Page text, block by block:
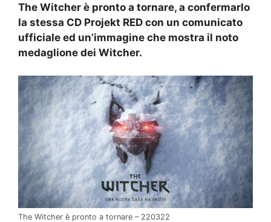
The Witcher è pronto a tornare, a confermarlo
la stessa CD Projekt RED con un comunicato
ufficiale ed un’immagine che mostra il noto
medaglione dei Witcher.
The Witcher è pronto a tornare – 220322